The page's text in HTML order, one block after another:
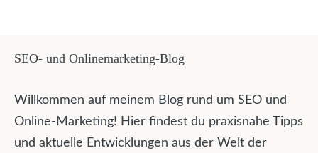
SEO- und Onlinemarketing-Blog
Willkommen auf meinem Blog rund um SEO und
Online-Marketing! Hier findest du praxisnahe Tipps
und aktuelle Entwicklungen aus der Welt der